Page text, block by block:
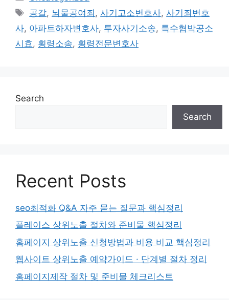
Tags
공갈, 뇌물공여죄 ,사기고소변호사,사기죄변호
사, 아파트하자변호사, 투자사기소송, 특수협박공소
시효 , 횡령소송, 횡령전문변호사
Search
Search
Recent Posts
seo최적화 Q&A 자주 묻는 질문과 핵심정리
플레이스 상위노출 절차와 준비물 핵심정리
홈페이지 상위노출 신청방법과 비용 비교 핵심정리
웹사이트 상위노출 예약가이드 · 단계별 절차 정리
홈페이지제작 절차 및 준비물 체크리스트